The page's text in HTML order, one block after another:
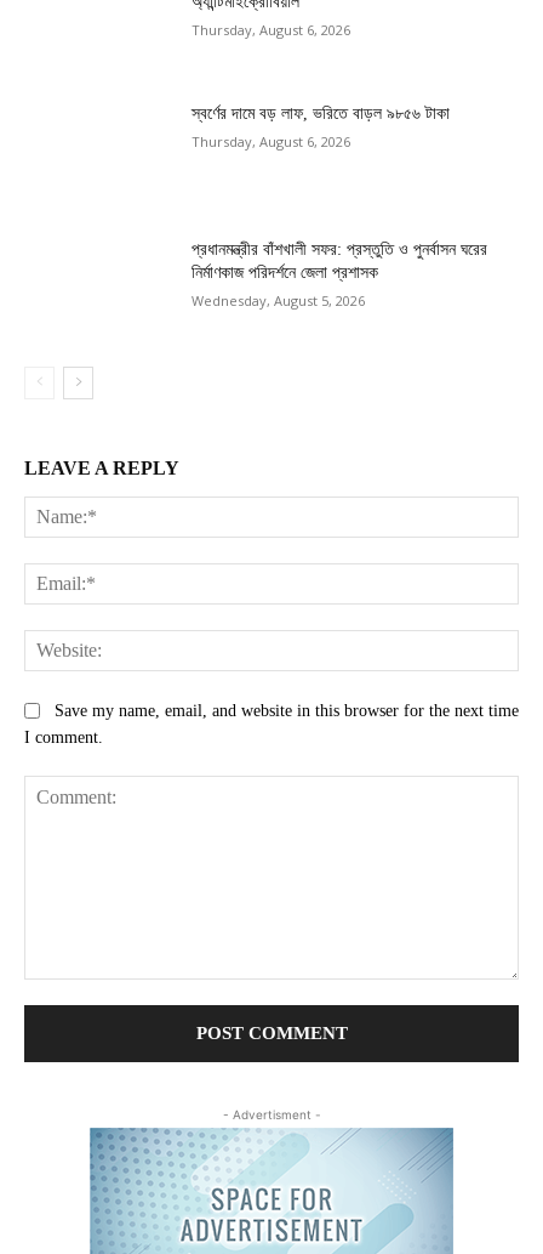
Thursday, August 6, 2026
স্বর্ণের দামে বড় লাফ, ভরিতে বাড়ল ৯৮৫৬ টাকা
Thursday, August 6, 2026
প্রধানমন্ত্রীর বাঁশখালী সফর: প্রস্তুতি ও পুনর্বাসন ঘরের
নির্মাণকাজ পরিদর্শনে জেলা প্রশাসক
Wednesday, August 5, 2026
LEAVE A REPLY
Save my name, email, and website in this browser for the next time
I comment.
- Advertisment -